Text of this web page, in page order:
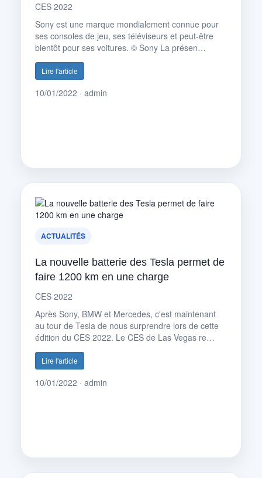
CES 2022
Sony est une marque mondialement connue pour
ses consoles de jeu, ses téléviseurs et peut-être
bientôt pour ses voitures. © Sony La présen…
Lire l'article
10/01/2022 · admin
ACTUALITÉS
La nouvelle batterie des Tesla permet de
faire 1200 km en une charge
CES 2022
Après Sony, BMW et Mercedes, c'est maintenant
au tour de Tesla de nous surprendre lors de cette
édition du CES 2022. Le CES de Las Vegas re…
Lire l'article
10/01/2022 · admin